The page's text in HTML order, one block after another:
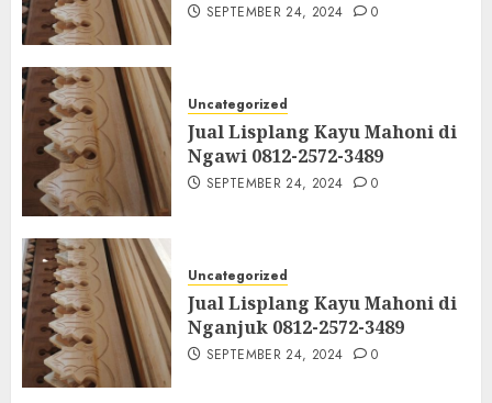
SEPTEMBER 24, 2024 0
Uncategorized
Jual Lisplang Kayu Mahoni di
Ngawi 0812-2572-3489
SEPTEMBER 24, 2024 0
Uncategorized
Jual Lisplang Kayu Mahoni di
Nganjuk 0812-2572-3489
SEPTEMBER 24, 2024 0